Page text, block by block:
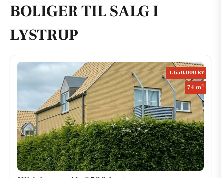
BOLIGER TIL SALG I
LYSTRUP
1.650.000 kr
74 m2